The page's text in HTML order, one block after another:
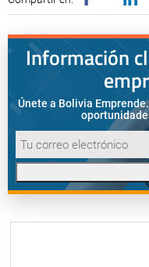
Información
Únete a Bolivia